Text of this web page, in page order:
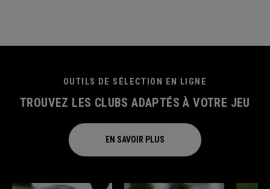
OUTILS DE SÉLECTION EN LIGNE
TROUVEZ LES CLUBS ADAPTÉS À VOTRE JEU
EN SAVOIR PLUS